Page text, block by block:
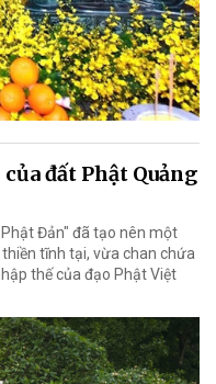
đất Phật Quảng
Đản" đã tạo nên một
tĩnh tại, vừa chan chứa
thế của đạo Phật Việt